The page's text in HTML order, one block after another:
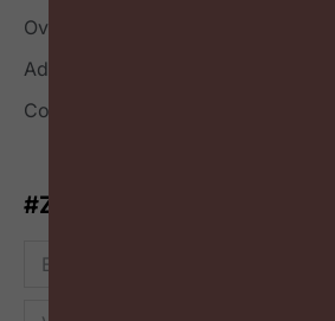
Over
Adverteren
Contact
#ZigZagHR-Nieuwsbrief